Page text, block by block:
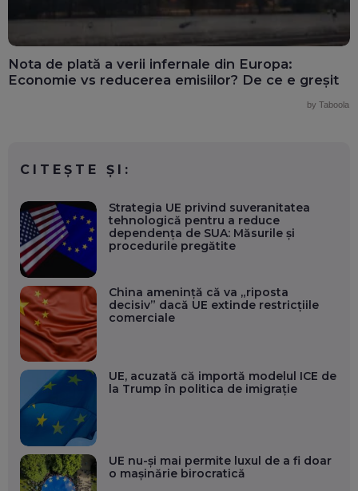
Nota de plată a verii infernale din Europa:
Economie vs reducerea emisiilor? De ce e greșit
by Taboola
CITEȘTE ȘI:
Strategia UE privind suveranitatea
tehnologică pentru a reduce
dependența de SUA: Măsurile și
procedurile pregătite
China amenință că va „riposta
decisiv” dacă UE extinde restricțiile
comerciale
UE, acuzată că importă modelul ICE de
la Trump în politica de imigrație
UE nu-și mai permite luxul de a fi doar
o mașinărie birocratică